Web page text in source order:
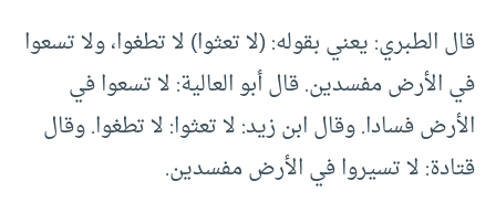
قال الطبري: يعني بقوله: (لا تعثوا) لا تطغوا، ولا تسعوا
في الأرض مفسدين. قال أبو العالية: لا تسعوا في
الأرض فسادا. وقال ابن زيد: لا تعثوا: لا تطغوا. وقال
قتادة: لا تسيروا في الأرض مفسدين.